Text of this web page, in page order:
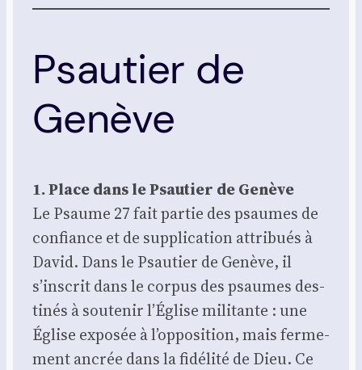
Psautier de
Genève
1. Place dans le Psau­tier de Genève
Le Psaume 27 fait par­tie des psaumes de
confiance et de sup­pli­ca­tion attri­bués à
David. Dans le Psau­tier de Genève, il
s’inscrit dans le cor­pus des psaumes des­
ti­nés à sou­te­nir l’Église mili­tante : une
Église expo­sée à l’opposition, mais fer­me­
ment ancrée dans la fidé­li­té de Dieu. Ce